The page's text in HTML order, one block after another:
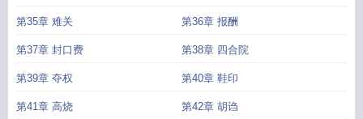
第35章 难关 第36章 报酬
第37章 封口费 第38章 四合院
第39章 夺权 第40章 鞋印
第41章 高烧 第42章 胡诌